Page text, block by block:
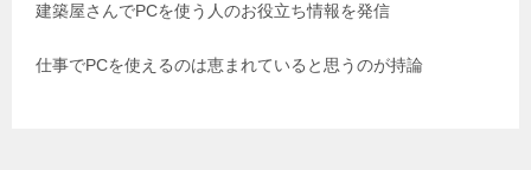
建築屋さんでPCを使う人のお役立ち情報を発信
仕事でPCを使えるのは恵まれていると思うのが持論